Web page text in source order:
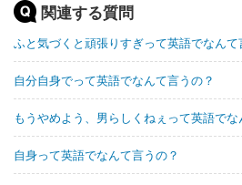
関連する質問
ふと気づくと頑張りすぎって英語でなんて
自分自身でって英語でなんて言うの？
もうやめよう、男らしくねぇって英語でな
自身って英語でなんて言うの？